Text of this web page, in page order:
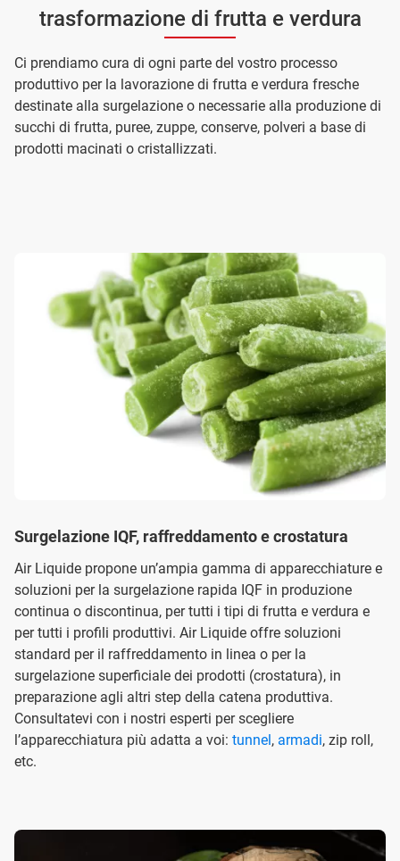
trasformazione di frutta e verdura
Ci prendiamo cura di ogni parte del vostro processo
produttivo per la lavorazione di frutta e verdura fresche
destinate alla surgelazione o necessarie alla produzione di
succhi di frutta, puree, zuppe, conserve, polveri a base di
prodotti macinati o cristallizzati.
Surgelazione IQF, raffreddamento e crostatura
Air Liquide propone un’ampia gamma di apparecchiature e
soluzioni per la surgelazione rapida IQF in produzione
continua o discontinua, per tutti i tipi di frutta e verdura e
per tutti i profili produttivi. Air Liquide offre soluzioni
standard per il raffreddamento in linea o per la
surgelazione superficiale dei prodotti (crostatura), in
preparazione agli altri step della catena produttiva.
Consultatevi con i nostri esperti per scegliere
l’apparecchiatura più adatta a voi: tunnel , armadi, zip roll,
etc.